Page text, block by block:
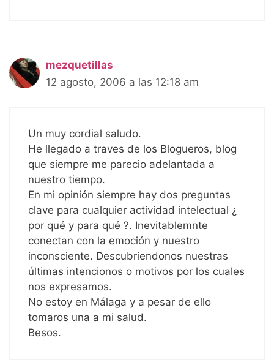
mezquetillas
12 agosto, 2006 a las 12:18 am
Un muy cordial saludo.
He llegado a traves de los Blogueros, blog
que siempre me parecio adelantada a
nuestro tiempo.
En mi opinión siempre hay dos preguntas
clave para cualquier actividad intelectual ¿
por qué y para qué ?. Inevitablemnte
conectan con la emoción y nuestro
inconsciente. Descubriendonos nuestras
últimas intencionos o motivos por los cuales
nos expresamos.
No estoy en Málaga y a pesar de ello
tomaros una a mi salud.
Besos.